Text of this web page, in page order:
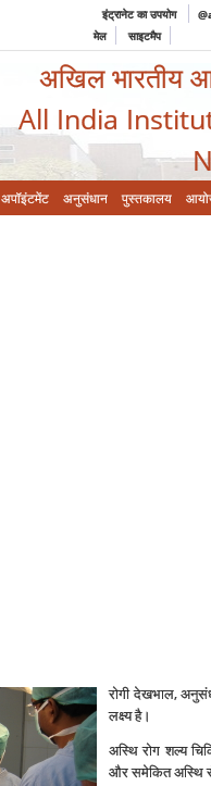
इंट्रानेट का उपयोग
मेल
साइटमैप
अखिल भारतीय
All India
अपॉइंटमेंट अनुसंधान पुस्तकालय
रोगी देखभाल,
लक्ष्‍य है।
अस्थि रोग शल्‍य
और समेकित अस्थि